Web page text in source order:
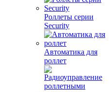
Роллеты серии
Security
Автоматика для
роллет